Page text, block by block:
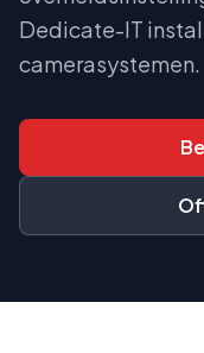
Dedicate-IT
camerasystemen.